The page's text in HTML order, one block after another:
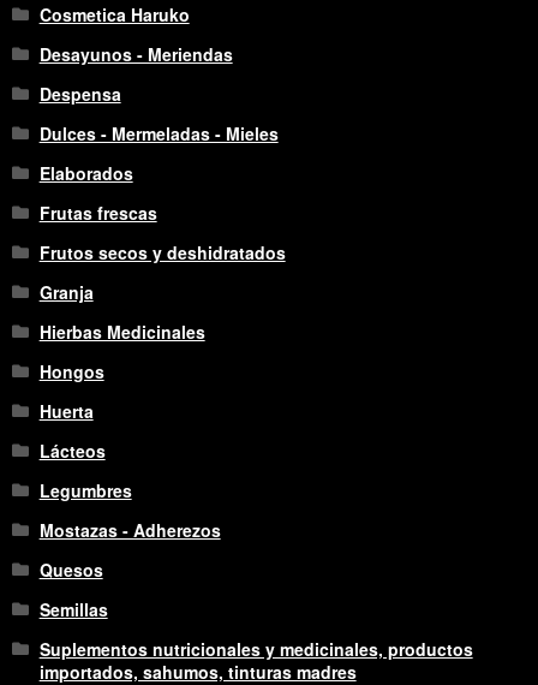
Cosmetica Haruko
Desayunos - Meriendas
Despensa
Dulces - Mermeladas - Mieles
Elaborados
Frutas frescas
Frutos secos y deshidratados
Granja
Hierbas Medicinales
Hongos
Huerta
Lácteos
Legumbres
Mostazas - Adherezos
Quesos
Semillas
Suplementos nutricionales y medicinales, productos
importados, sahumos, tinturas madres